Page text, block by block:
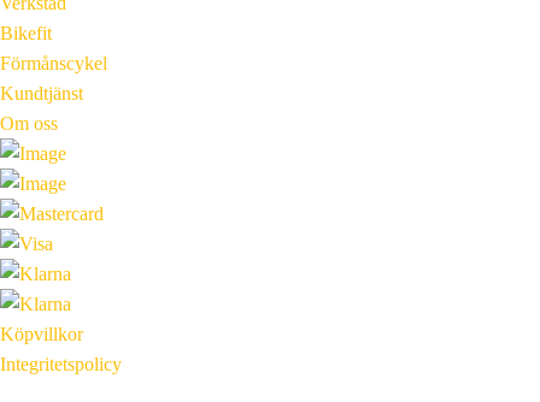
Bikefit
Förmånscykel
Kundtjänst
Om oss
Köpvillkor
Integritetspolicy